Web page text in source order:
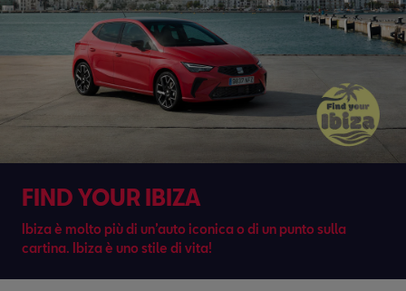
FIND YOUR IBIZA
Ibiza è molto più di un’auto iconica o di un punto sulla
cartina. Ibiza è uno stile di vita!